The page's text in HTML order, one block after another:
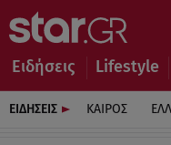
Ειδήσεις Lifestyle
ΕΙΔΗΣΕΙΣ ΚΑΙΡΟΣ